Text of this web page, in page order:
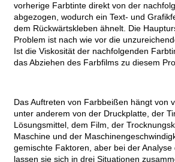
vorherige Farbtinte direkt von der
abgezogen, wodurch ein Text- und
dem Rückwärtskleben ähnelt. Die
Problem ist nach wie vor die
Ist die Viskosität der nachfolgenden
das Abziehen des Farbfilms zu diesem
Das Auftreten von Farbbeißen hängt von
unter anderem von der Druckplatte, der
Lösungsmittel, dem Film, der
Maschine und der
gemischte Faktoren, aber bei der
lassen sie sich in drei Situationen